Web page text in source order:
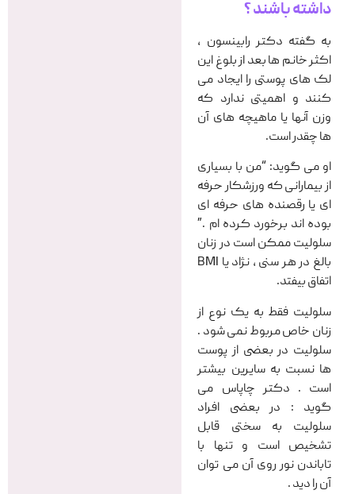
داشته باشند ؟
به گفته دکتر رابینسون ،
اکثر خانم ها بعد از بلوغ این
لک های پوستی را ایجاد می
کنند و اهمیتی ندارد که
وزن آنها یا ماهیچه های آن
ها چقدر است.
او می گوید: “من با بسیاری
از بیمارانی که ورزشکار حرفه
ای یا رقصنده های حرفه ای
بوده اند برخورد کرده ام .”
سلولیت ممکن است در زنان
بالغ در هر سنی ، نژاد یا BMI
اتفاق بیفتد.
سلولیت فقط به یک نوع از
زنان خاص مربوط نمی شود .
سلولیت در بعضی از پوست
ها نسبت به سایرین بیشتر
است . دکتر چاپاس می
گوید : در بعضی افراد
سلولیت به سختی قابل
تشخیص است و تنها با
تاباندن نور روی آن می توان
آن را دید .